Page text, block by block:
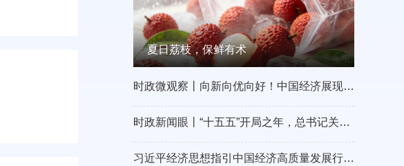
夏日荔枝，保鲜有术
时政微观察丨向新向优向好！中国经济展现强大韧性和活力
时政新闻眼丨“十五五”开局之年，总书记关心百姓身边这些民生大事
习近平经济思想指引中国经济高质量发展行稳致远